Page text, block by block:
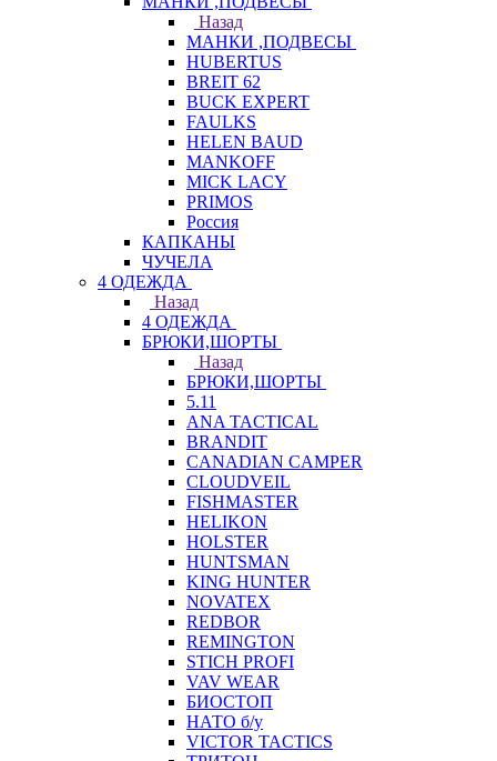
Назад
МАНКИ ,ПОДВЕСЫ
HUBERTUS
BREIT 62
BUCK EXPERT
FAULKS
HELEN BAUD
MANKOFF
MICK LACY
PRIMOS
Россия
КАПКАНЫ
ЧУЧЕЛА
4 ОДЕЖДА
Назад
4 ОДЕЖДА
БРЮКИ,ШОРТЫ
Назад
БРЮКИ,ШОРТЫ
5.11
ANA TACTICAL
BRANDIT
CANADIAN CAMPER
CLOUDVEIL
FISHMASTER
HELIKON
HOLSTER
HUNTSMAN
KING HUNTER
NOVATEX
REDBOR
REMINGTON
STICH PROFI
VAV WEAR
БИОСТОП
НАТО б/у
VICTOR TACTICS